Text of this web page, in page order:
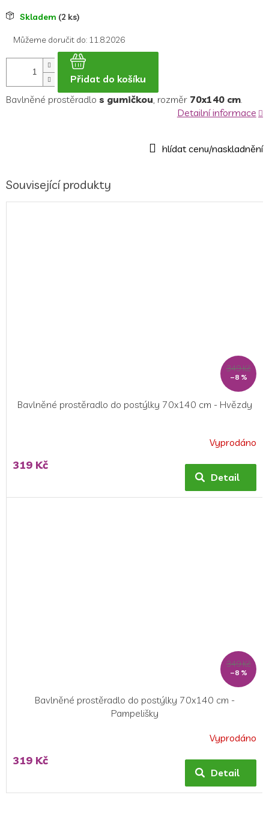
MěrnáSkladem (2 ks)
Můžeme doručit do: 11.8.2026
Přidat do košíku
Bavlněné prostěradlo s gumičkou , rozměr 70x140 cm
Detailní informace
Související produkty
349 Kč
–8 %
Bavlněné prostěradlo do postýlky 70x140 cm - Hvězdy
Vyprodáno
319 Kč
Detail
349 Kč
–8 %
Bavlněné prostěradlo do postýlky 70x140 cm -
Pampelišky
Vyprodáno
319 Kč
Detail